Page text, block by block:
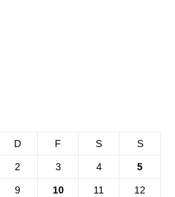
D F S S
2 3 4 5
9 10 11 12